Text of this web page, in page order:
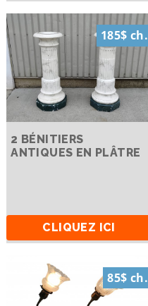
185$ ch.
2 BÉNITIERS
ANTIQUES EN PLÂTRE
CLIQUEZ ICI
85$ ch.